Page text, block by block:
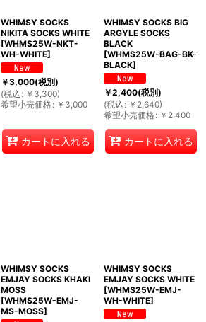
WHIMSY SOCKS
NIKITA SOCKS WHITE
[WHMS25W-NKT-
WH-WHITE]
￥3,000(税別)
(税込 : ￥ 3,300)
希望小売価格: ￥ 3,000
カートに入れる
WHIMSY SOCKS BIG
ARGYLE SOCKS
BLACK
[WHMS25W-BAG-BK-
BLACK]
￥2,400(税別)
(税込 : ￥ 2,640)
希望小売価格: ￥ 2,400
カートに入れる
WHIMSY SOCKS
EMJAY SOCKS KHAKI
MOSS
[WHMS25W-EMJ-
MS-MOSS]
WHIMSY SOCKS
EMJAY SOCKS WHITE
[WHMS25W-EMJ-
WH-WHITE]